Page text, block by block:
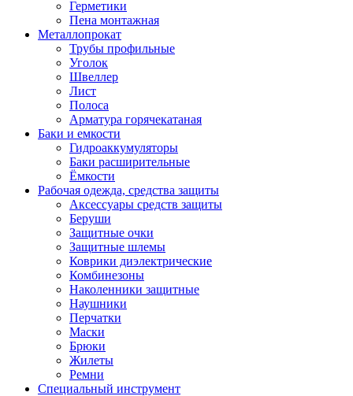
Герметики
Пена монтажная
Металлопрокат
Трубы профильные
Уголок
Швеллер
Лист
Полоса
Арматура горячекатаная
Баки и емкости
Гидроаккумуляторы
Баки расширительные
Ёмкости
Рабочая одежда, средства защиты
Аксессуары средств защиты
Беруши
Защитные очки
Защитные шлемы
Коврики диэлектрические
Комбинезоны
Наколенники защитные
Наушники
Перчатки
Маски
Брюки
Жилеты
Ремни
Специальный инструмент